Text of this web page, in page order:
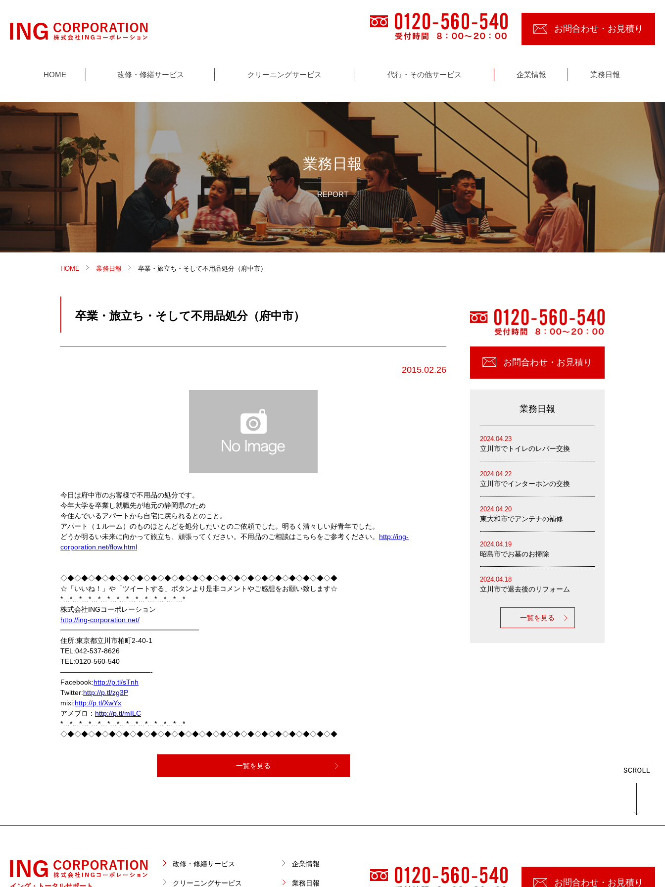
お問合わせ・お見積り
HOME 改修・修繕サービス クリーニングサービス 代行・その他サービス 企業情報 業務日報
業務日報
REPORT
HOME 業務日報 卒業・旅立ち・そして不用品処分（府中市）
卒業・旅立ち・そして不用品処分（府中市）
2015.02.26
今日は府中市のお客様で不用品の処分です。
今年大学を卒業し就職先が地元の静岡県のため
今住んでいるアパートから自宅に戻られるとのこと。
アパート（１ルーム）のものほとんどを処分したいとのご依頼でした。明るく清々しい好青年でした。
どうか明るい未来に向かって旅立ち、頑張ってください。不用品のご相談はこちらをご参考ください。 http://ing-
corporation.net/flow.html
◇◆◇◆◇◆◇◆◇◆◇◆◇◆◇◆◇◆◇◆◇◆◇◆◇◆◇◆◇◆◇◆◇◆◇◆◇◆◇◆
☆「いいね！」や「ツイートする」ボタンより是非コメントやご感想をお願い致します☆
*…*…*…*…*…*…*…*…*…*…*…*…*…*
株式会社INGコーポレーション
http://ing-corporation.net/
━━━━━━━━━━━━━━━━━━━━
住所:東京都立川市柏町2-40-1
TEL:042-537-8626
TEL:0120-560-540
—————————————-
Facebook:http://p.tl/sTnh
Twitter:http://p.tl/zg3P
mixi:http://p.tl/XwYx
アメブロ： http://p.tl/mILC
*…*…*…*…*…*…*…*…*…*…*…*…*…*
◇◆◇◆◇◆◇◆◇◆◇◆◇◆◇◆◇◆◇◆◇◆◇◆◇◆◇◆◇◆◇◆◇◆◇◆◇◆◇◆
一覧を見る
お問合わせ・お見積り
業務日報
2024.04.23
立川市でトイレのレバー交換
2024.04.22
立川市でインターホンの交換
2024.04.20
東大和市でアンテナの補修
2024.04.19
昭島市でお墓のお掃除
2024.04.18
立川市で退去後のリフォーム
一覧を見る
改修・修繕サービス
クリーニングサービス
企業情報
業務日報 お問合わせ・お見積り